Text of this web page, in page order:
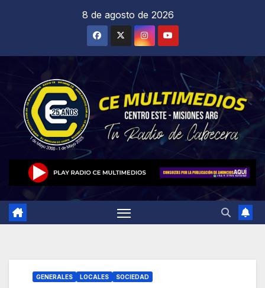
8 de agosto de 2026
GENERALES LOCALES SOCIEDAD